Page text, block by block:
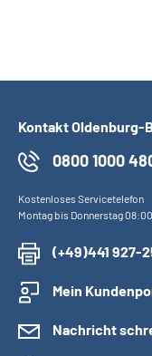
Kontakt Oldenburg-
0800 1000
Kostenloses Servicetelefon
Montag bis Donnerstag
(+49)441 927-
Mein
Nachricht